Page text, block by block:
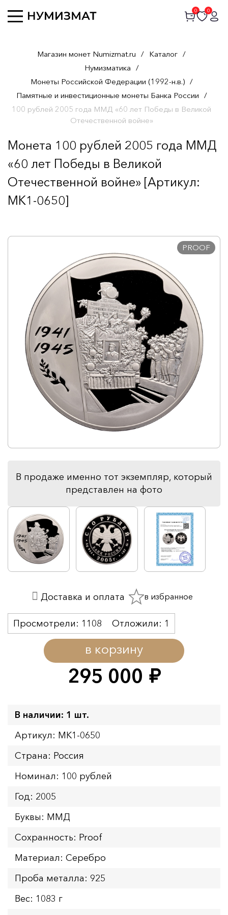
0 0
Магазин монет Numizmat.ru / Каталог /
Нумизматика /
Монеты Российской Федерации (1992-н.в.) /
Памятные и инвестиционные монеты Банка России /
100 рублей 2005 года ММД «60 лет Победы в Великой
Отечественной войне»
Монета 100 рублей 2005 года ММД
«60 лет Победы в Великой
Отечественной войне» [Артикул:
MK1-0650]
PROOF
В продаже именно тот экземпляр, который
представлен на фото
295 000 руб.
в корзину
Просмотрели: 1108 Отложили: 1
Доставка и оплата в избранное
В наличии: 1 шт.
Артикул: MK1-0650
Страна: Россия
Номинал: 100 рублей
Год: 2005
Буквы: ММД
Сохранность: Proof
Материал: Серебро
Проба металла: 925
Вес: 1083 г